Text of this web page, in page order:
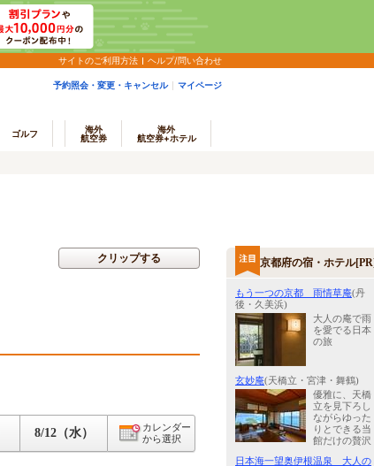
サイトのご利用方法 ヘルプ/問い合わせ
予約照会・変更・キャンセル マイページ
ゴルフ
海外
航空券
海外
航空券+ホテル
クリップする
8/12（水）
カレンダー
から選択
京都府の宿・ホテル
もう一つの京都 雨情草庵(丹
後・久美浜)
大人の庵で雨
を愛でる日本
の旅
玄妙庵(天橋立・宮津・舞鶴)
優雅に、天橋
立を見下ろし
ながらゆった
りとできる当
館だけの贅沢
日本海一望奥伊根温泉 大人の